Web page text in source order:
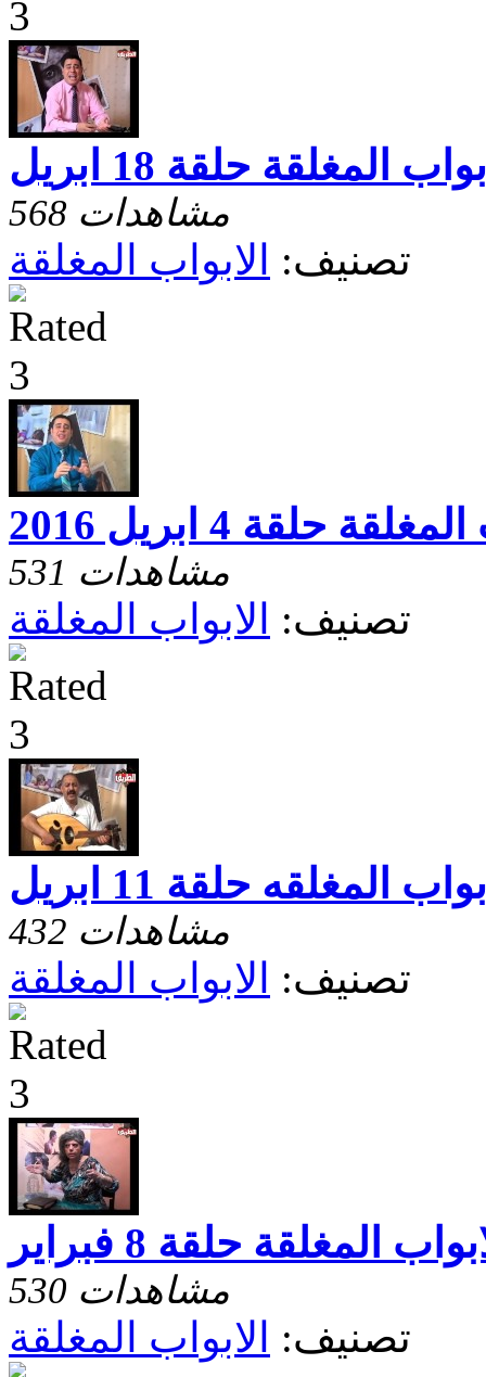
المغلقة حلقة 18 ابريل
568 مشاهدات
تصنيف: الابواب المغلقة
حلقة 4 ابريل 2016
531 مشاهدات
تصنيف: الابواب المغلقة
المغلقه حلقة 11 ابريل
432 مشاهدات
تصنيف: الابواب المغلقة
المغلقة حلقة 8 فبراير
530 مشاهدات
تصنيف: الابواب المغلقة